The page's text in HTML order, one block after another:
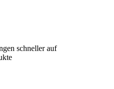
schneller auf